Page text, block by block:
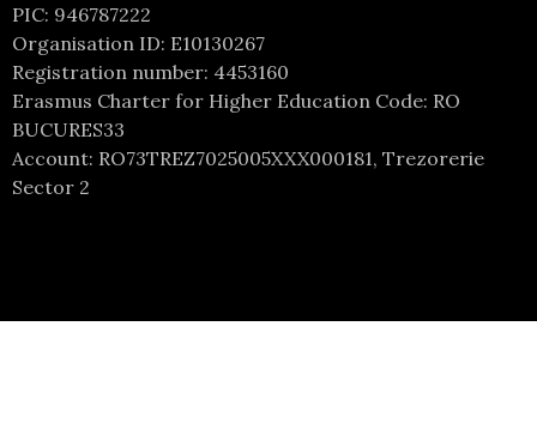
PIC: 946787222
Organisation ID: E10130267
Registration number: 4453160
Erasmus Charter for Higher Education Code: RO
BUCURES33
Account: RO73TREZ7025005XXX000181, Trezorerie
Sector 2